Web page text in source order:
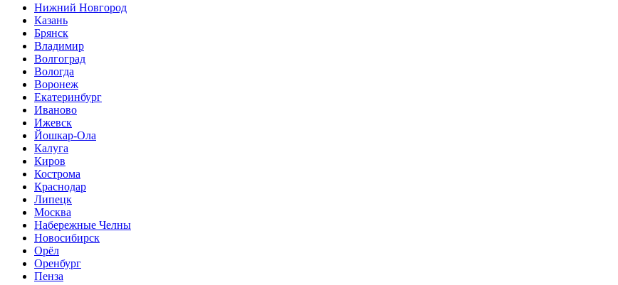
Нижний Нoвгород
Казань
Брянск
Владимир
Волгоград
Вологда
Воронеж
Екатеринбург
Иваново
Ижевск
Йошкар-Ола
Калуга
Киров
Кострома
Краснодар
Липецк
Москва
Набережные Челны
Новосибирск
Орёл
Оренбург
Пенза